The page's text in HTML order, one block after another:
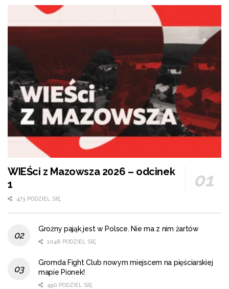
WIEŚci z Mazowsza 2026 – odcinek
1
473 PODZIEL SIĘ
Groźny pająk jest w Polsce. Nie ma z nim żartów
1048 PODZIEL SIĘ
Gromda Fight Club nowym miejscem na pięściarskiej
mapie Pionek!
490 PODZIEL SIĘ